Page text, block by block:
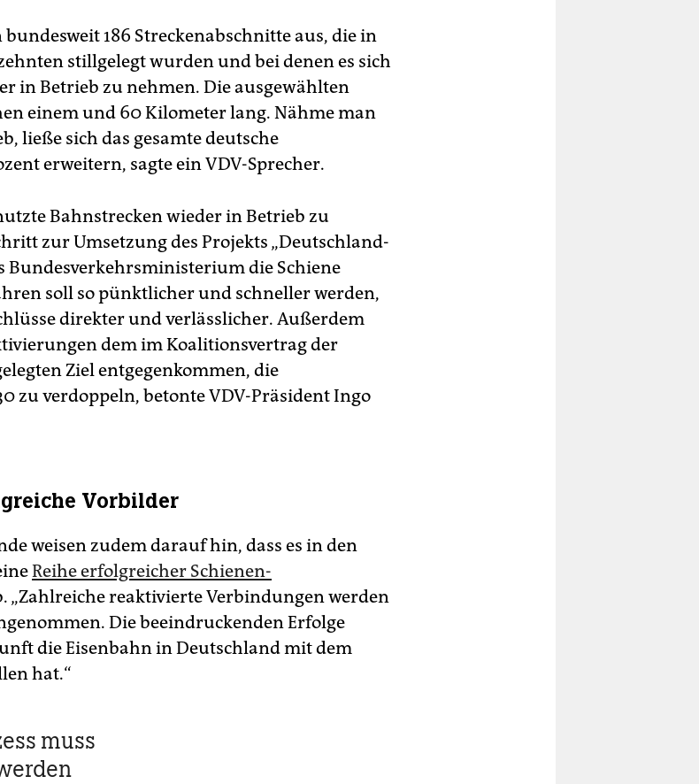
186 Streckenabschnitte aus, die in
stillgelegt wurden und bei denen es sich
in Betrieb zu nehmen. Die ausgewählten
einem und 60 Kilometer lang. Nähme man
ließe sich das gesamte deutsche
erweitern, sagte ein VDV-Sprecher.
Bahnstrecken wieder in Betrieb zu
zur Umsetzung des Projekts „Deutschland-
Bundesverkehrsministerium die Schiene
soll so pünktlicher und schneller werden,
direkter und verlässlicher. Außerdem
dem im Koalitionsvertrag der
Ziel entgegenkommen, die
zu verdoppeln, betonte VDV-Präsident Ingo
Vorbilder
weisen zudem darauf hin, dass es in den
Reihe erfolgreicher Schienen­
„Zahlreiche reaktivierte Verbindungen werden
Die beeindruckenden Erfolge
die Eisenbahn in Deutschland mit dem
hat.“
muss